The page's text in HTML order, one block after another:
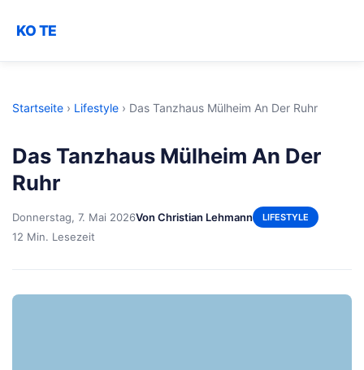
KO TE
Startseite › Lifestyle › Das Tanzhaus Mülheim An Der Ruhr
Das Tanzhaus Mülheim An Der
Ruhr
Donnerstag, 7. Mai 2026Von Christian Lehmann LIFESTYLE
12 Min. Lesezeit